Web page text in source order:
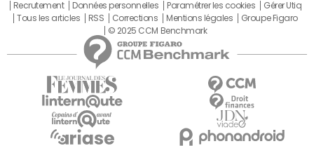
Recrutement
Données personnelles Paramétrer les cookies
Gérer Utiq
Tous les articles
RSS Corrections Mentions légales
Groupe Figaro
© 2025 CCM Benchmark